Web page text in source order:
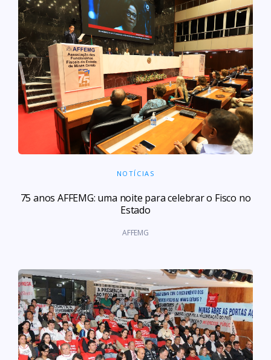
NOTÍCIAS
75 anos AFFEMG: uma noite para celebrar o Fisco no
Estado
AFFEMG